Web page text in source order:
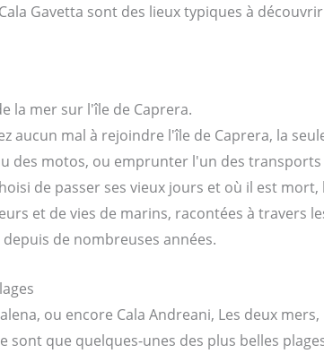
Gavetta sont des lieux typiques à
la mer sur l'île de Caprera.
aucun mal à rejoindre l'île de Caprera, la
des motos, ou emprunter l'un des
de passer ses vieux jours et où il est
et de vies de marins, racontées à travers
de nombreuses années.
ou encore Cala Andreani, Les deux
sont que quelques-unes des plus belles